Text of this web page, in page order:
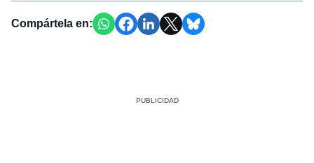
Compártela en: